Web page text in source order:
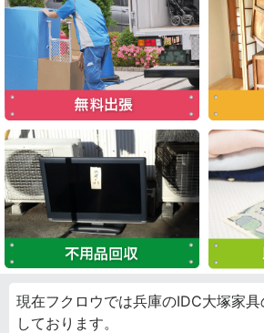
現在フクロウでは兵庫のIDC大塚家
しております。